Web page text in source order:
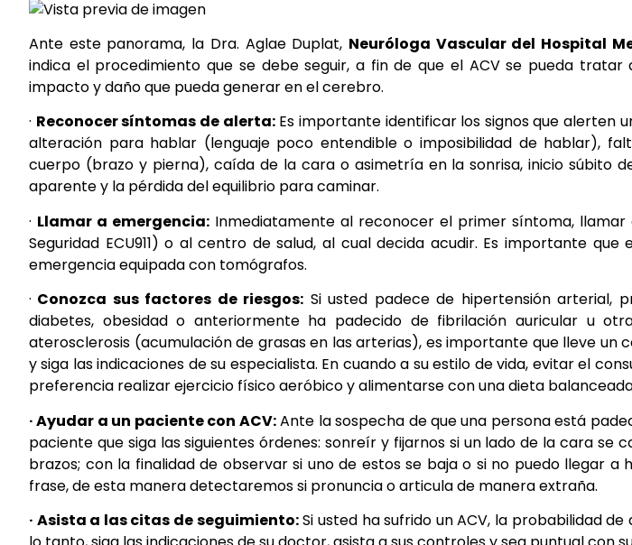
Ante este panorama, la Dra. Aglae Duplat, Neuróloga Vascular del Hospital
indica el procedimiento que se debe seguir, a fin de que el ACV se pueda
impacto y daño que pueda generar en el cerebro.
· Reconocer síntomas de alerta:Es importante identificar los signos que alerten
alteración para hablar (lenguaje poco entendible o imposibilidad de hablar),
cuerpo (brazo y pierna), caída de la cara o asimetría en la sonrisa, inicio súbito
aparente y la pérdida del equilibrio para caminar.
· Llamar a emergencia: Inmediatamente al reconocer el primer síntoma, llamar
Seguridad ECU911) o al centro de salud, al cual decida acudir. Es importante
emergencia equipada con tomógrafos.
· Conozca sus factores de riesgos: Si usted padece de hipertensión arterial,
diabetes, obesidad o anteriormente ha padecido de fibrilación auricular u
aterosclerosis (acumulación de grasas en las arterias), es importante que lleve un
y siga las indicaciones de su especialista. En cuando a su estilo de vida, evitar el
preferencia realizar ejercicio físico aeróbico y alimentarse con una dieta
· Ayudar a un paciente con ACV:Ante la sospecha de que una persona está
paciente que siga las siguientes órdenes: sonreír y fijarnos si un lado de la cara se
brazos; con la finalidad de observar si uno de estos se baja o si no puedo llegar
frase, de esta manera detectaremos si pronuncia o articula de manera extraña.
· Asista a las citas de seguimiento:Si usted ha sufrido un ACV, la probabilidad